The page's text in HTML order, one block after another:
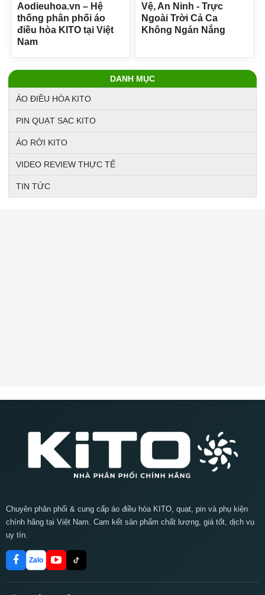
Aodieuhoa.vn – Hệ
thống phân phối áo
điều hòa KITO tại Việt
Nam
Vệ, An Ninh - Trực
Ngoài Trời Cả Ca
Không Ngán Nắng
DANH MỤC
ÁO ĐIỀU HÒA KITO
PIN QUẠT SẠC KITO
ÁO RỜI KITO
VIDEO REVIEW THỰC TẾ
TIN TỨC
Chuyên phân phối & cung cấp áo điều hòa KITO, quạt, pin và phụ kiện
chính hãng tại Việt Nam. Cam kết sản phẩm chất lượng, giá tốt, dịch vụ
uy tín.
Zalo